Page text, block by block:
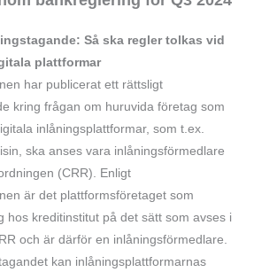
Så ska regler tolkas vid
plattformar
har publicerat ett rättsligt
kring frågan om huruvida företag som
inlåningsplattformar, som t.ex.
ska anses vara inlåningsförmedlare
(CRR). Enligt
är det plattformsföretaget som
hos kreditinstitut på det sätt som avses i
och är därför en inlåningsförmedlare.
kan inlåningsplattformarnas